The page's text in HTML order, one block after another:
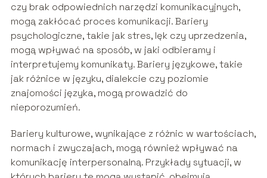
czy brak odpowiednich narzędzi komunikacyjnych,
mogą zakłócać proces komunikacji. Bariery
psychologiczne, takie jak stres, lęk czy uprzedzenia,
mogą wpływać na sposób, w jaki odbieramy i
interpretujemy komunikaty. Bariery językowe, takie
jak różnice w języku, dialekcie czy poziomie
znajomości języka, mogą prowadzić do
nieporozumień.
Bariery kulturowe, wynikające z różnic w wartościach,
normach i zwyczajach, mogą również wpływać na
komunikację interpersonalną. Przykłady sytuacji, w